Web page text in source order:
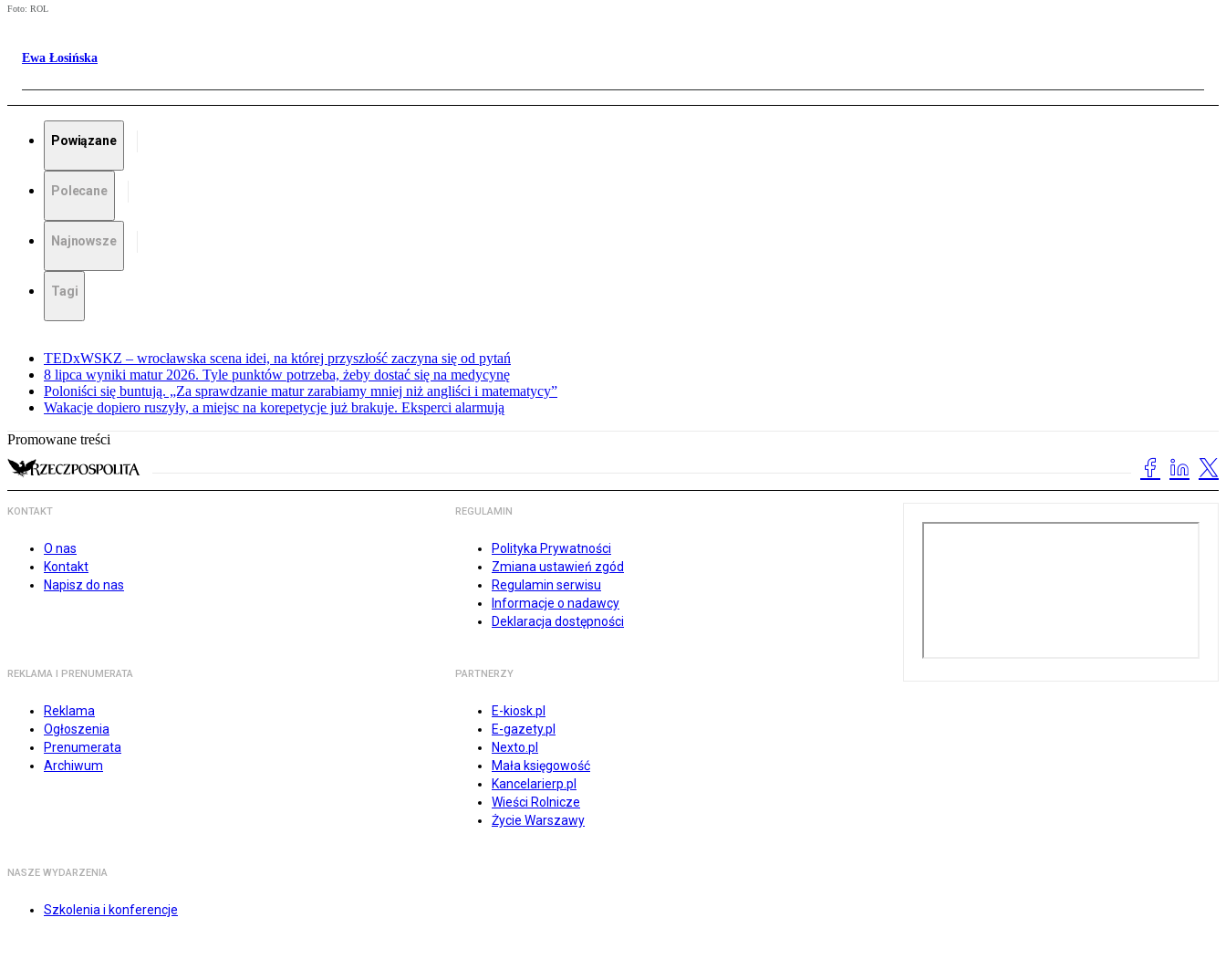
Foto: ROL
Ewa Łosińska
Powiązane
Polecane
Najnowsze
Tagi
TEDxWSKZ – wrocławska scena idei, na której przyszłość zaczyna się od pytań
8 lipca wyniki matur 2026. Tyle punktów potrzeba, żeby dostać się na medycynę
Poloniści się buntują. „Za sprawdzanie matur zarabiamy mniej niż angliści i matematycy”
Wakacje dopiero ruszyły, a miejsc na korepetycje już brakuje. Eksperci alarmują
Promowane treści
KONTAKT
O nas
Kontakt
Napisz do nas
REGULAMIN
Polityka Prywatności
Zmiana ustawień zgód
Regulamin serwisu
Informacje o nadawcy
Deklaracja dostępności
REKLAMA I PRENUMERATA
Reklama
Ogłoszenia
Prenumerata
Archiwum
PARTNERZY
E-kiosk.pl
E-gazety.pl
Nexto.pl
Mała księgowość
Kancelarierp.pl
Wieści Rolnicze
Życie Warszawy
NASZE WYDARZENIA
Szkolenia i konferencje